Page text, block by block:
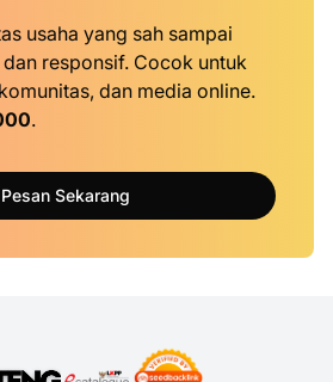
usaha yang sah sampai
responsif. Cocok untuk
dan media online.
.
Pesan Sekarang